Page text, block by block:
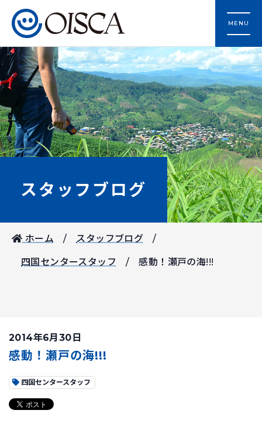
MENU
スタッフブログ
ホーム スタッフブログ
四国センタースタッフ 感動！瀬戸の海!!!
2014年6月30日
感動！瀬戸の海!!!
四国センタースタッフ